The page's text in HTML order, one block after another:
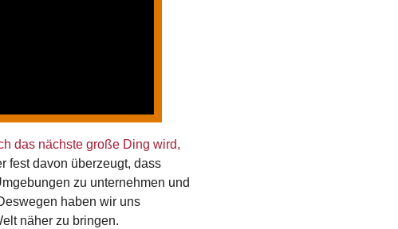
das nächste große Ding wird,
fest davon überzeugt, dass
zu unternehmen und
haben wir uns
näher zu bringen.